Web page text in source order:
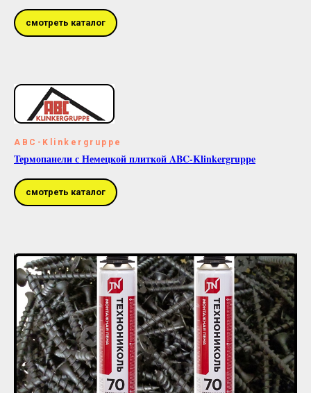
смотреть каталог
ABC-Klinkergruppe
Термопанели с Немецкой плиткой ABC-Klinkergruppe
смотреть каталог